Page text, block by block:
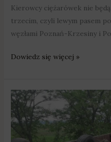
Kierowcy ciężarówek nie
trzecim, czyli lewym pasem
węzłami Poznań-Krzesiny i
Dowiedz się więcej »
Zatrzymano
ciężarówkę,
która